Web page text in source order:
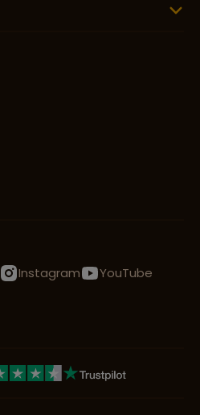
Instagram
YouTube